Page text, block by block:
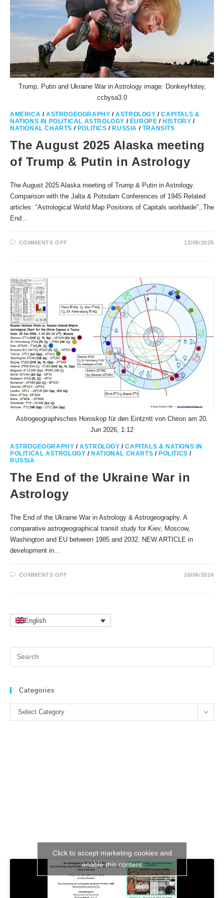
Trump, Putin and Ukraine War in Astrology image: DonkeyHotey,
ccbysa3.0
AMERICA /ASTROGEOGRAPHY /ASTROLOGY /CAPITALS &
NATIONS IN POLITICAL ASTROLOGY / EUROPE /HISTORY /
NATIONAL CHARTS / POLITICS /RUSSIA / TRANSITS
The August 2025 Alaska meeting
of Trump & Putin in Astrology
The August 2025 Alaska meeting of Trump & Putin in Astrology.
Comparison with the Jalta & Potsdam Conferences of 1945 Related
articles: "Astrological World Map Positions of Capitals worldwide",.The
End…
COMMENTS OFFON
IN
ASTROLOGY
12/08/2025
Astrogeographisches Horoskop für den Eintzritt von Chiron am 20.
Jun 2026, 1:12
ASTROGEOGRAPHY /ASTROLOGY /CAPITALS & NATIONS IN
POLITICAL ASTROLOGY /NATIONAL CHARTS /POLITICS /
RUSSIA
The End of the Ukraine War in
Astrology
The End of the Ukraine War in Astrology & Astrogeography. A
comparative astrogeographical transit study for Kiev, Moscow,
Washington and EU between 1985 and 2032. NEW ARTICLE in
development in…
COMMENTS OFFON
WAR
ASTROLOGY
26/06/2024
English
Categories
Categories
Select Category
Click to accept marketing cookies and
enable this content